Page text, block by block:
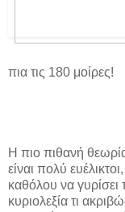
πια τις 180 μοίρες!
Η πιο πιθανή
είναι πολύ
καθόλου να γυρίσει
κυριολεξία τι